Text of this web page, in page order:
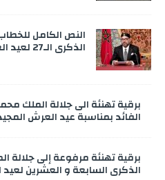
النص الكامل
الذكرى الـ27 لعيد العرش المجيد
برقية تهنئة الى جلالة الملك
الفائد بمناسبة عيد العرش
برقية تهنئة مرفوعة إلى
الذكرى السابعة و العشرين